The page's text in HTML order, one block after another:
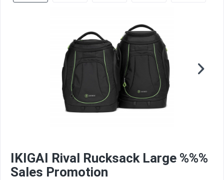
IKIGAI Rival Rucksack Large %%%
Sales Promotion